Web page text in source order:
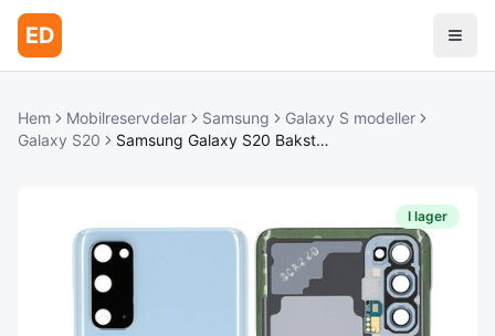
ED
Hem Mobilreservdelar Samsung
Galaxy S modeller
Galaxy S20
Samsung Galaxy S20 Bakstycke - Himmelsblått
I lager